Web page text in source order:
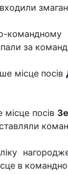
за
місце посів
місце посів
в